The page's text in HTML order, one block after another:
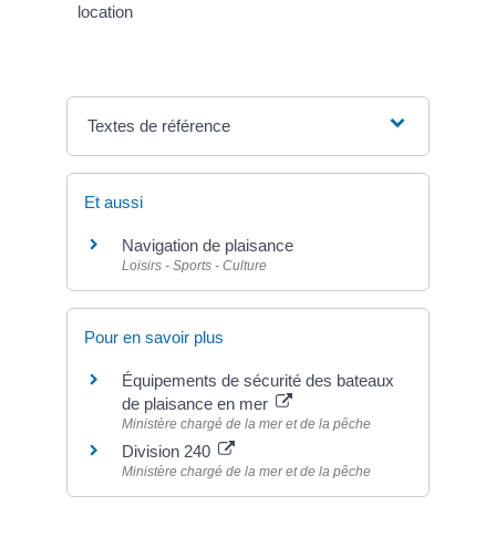
location
Textes de référence
Et aussi
Navigation de plaisance
Loisirs - Sports - Culture
Pour en savoir plus
Équipements de sécurité des bateaux
de plaisance en mer
Ministère chargé de la mer et de la pêche
Division 240
Ministère chargé de la mer et de la pêche